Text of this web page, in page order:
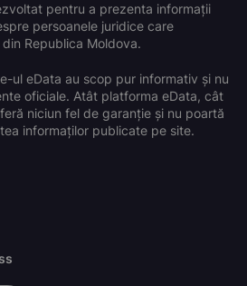
pentru a prezenta informații
persoanele juridice care
Republica Moldova.
ul eData au scop pur informativ și nu
oficiale. Atât platforma eData, cât
niciun fel de garanție și nu poartă
informaților publicate pe site.